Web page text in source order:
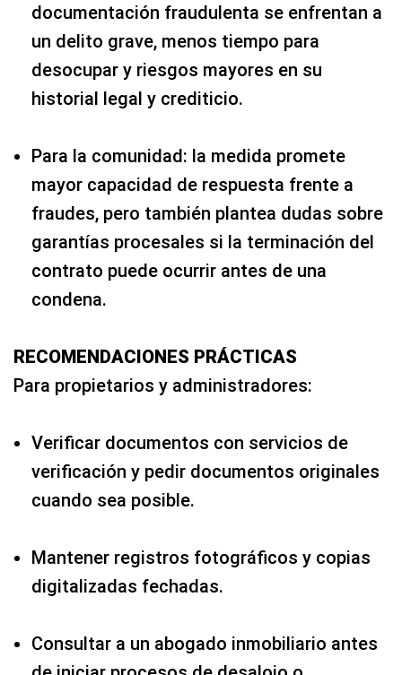
documentación fraudulenta se enfrentan a
un delito grave, menos tiempo para
desocupar y riesgos mayores en su
historial legal y crediticio.
Para la comunidad: la medida promete
mayor capacidad de respuesta frente a
fraudes, pero también plantea dudas sobre
garantías procesales si la terminación del
contrato puede ocurrir antes de una
condena.
RECOMENDACIONES PRÁCTICAS
Para propietarios y administradores:
Verificar documentos con servicios de
verificación y pedir documentos originales
cuando sea posible.
Mantener registros fotográficos y copias
digitalizadas fechadas.
Consultar a un abogado inmobiliario antes